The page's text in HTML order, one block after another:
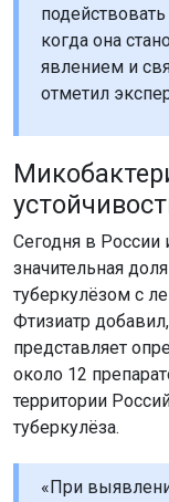
когда она
явлением и
отметил
Сегодня в России
значительная
туберкулёзом с
Фтизиатр
представляет
около 12
территории
туберкулёза.
«При